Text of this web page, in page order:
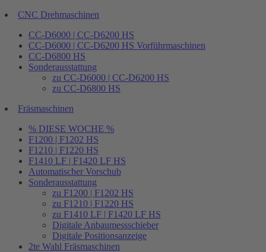
CNC Drehmaschinen
CC-D6000 | CC-D6200 HS
CC-D6000 | CC-D6200 HS Vorführmaschinen
CC-D6800 HS
Sonderausstattung
zu CC-D6000 | CC-D6200 HS
zu CC-D6800 HS
Fräsmaschinen
% DIESE WOCHE %
F1200 | F1202 HS
F1210 | F1220 HS
F1410 LF | F1420 LF HS
Automatischer Vorschub
Sonderausstattung
zu F1200 | F1202 HS
zu F1210 | F1220 HS
zu F1410 LF | F1420 LF HS
Digitale Anbaumessschieber
Digitale Positionsanzeige
2te Wahl Fräsmaschinen